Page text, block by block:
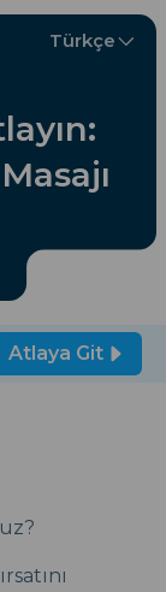
Türkçe
Atlaya Git